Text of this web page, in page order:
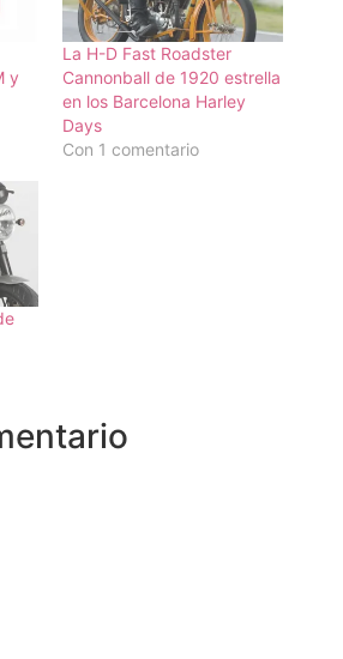
y
La H-D Fast Roadster
Cannonball de 1920 estrella
en los Barcelona Harley
Days
Con 1 comentario